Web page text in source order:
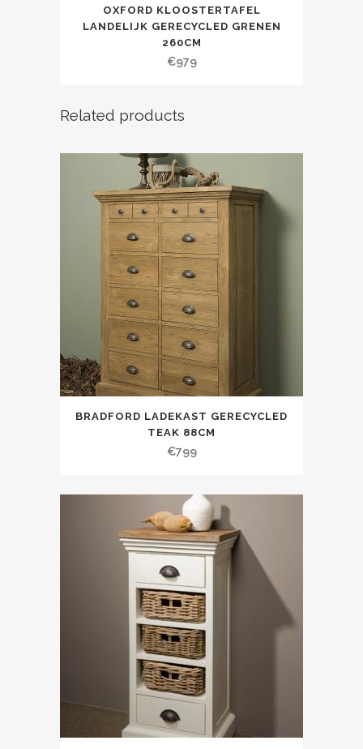
OXFORD KLOOSTERTAFEL
LANDELIJK GERECYCLED GRENEN
260CM
€979
Related products
BRADFORD LADEKAST GERECYCLED
TEAK 88CM
€799